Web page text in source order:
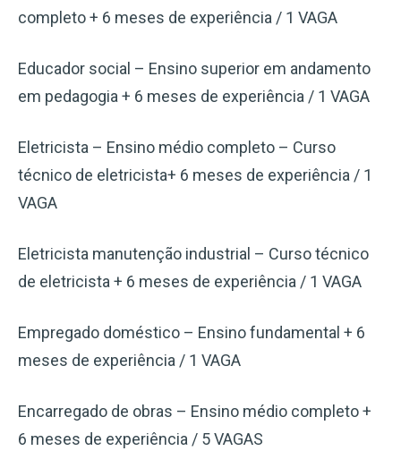
completo + 6 meses de experiência / 1 VAGA
Educador social – Ensino superior em andamento
em pedagogia + 6 meses de experiência / 1 VAGA
Eletricista – Ensino médio completo – Curso
técnico de eletricista+ 6 meses de experiência / 1
VAGA
Eletricista manutenção industrial – Curso técnico
de eletricista + 6 meses de experiência / 1 VAGA
Empregado doméstico – Ensino fundamental + 6
meses de experiência / 1 VAGA
Encarregado de obras – Ensino médio completo +
6 meses de experiência / 5 VAGAS